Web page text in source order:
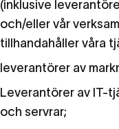
(inklusive
och/eller vår
tillhandahåller våra
leverantörer av
Leverantörer av IT-
och servrar;